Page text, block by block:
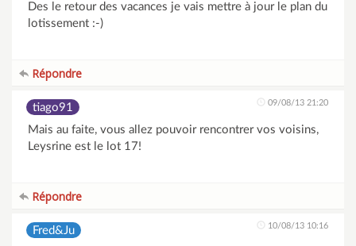
Des le retour des vacances je vais mettre à jour le plan du
lotissement :-)
Répondre
tiago91 09/08/13 21:20
Mais au faite, vous allez pouvoir rencontrer vos voisins,
Leysrine est le lot 17!
Répondre
Fred&Ju 10/08/13 10:16